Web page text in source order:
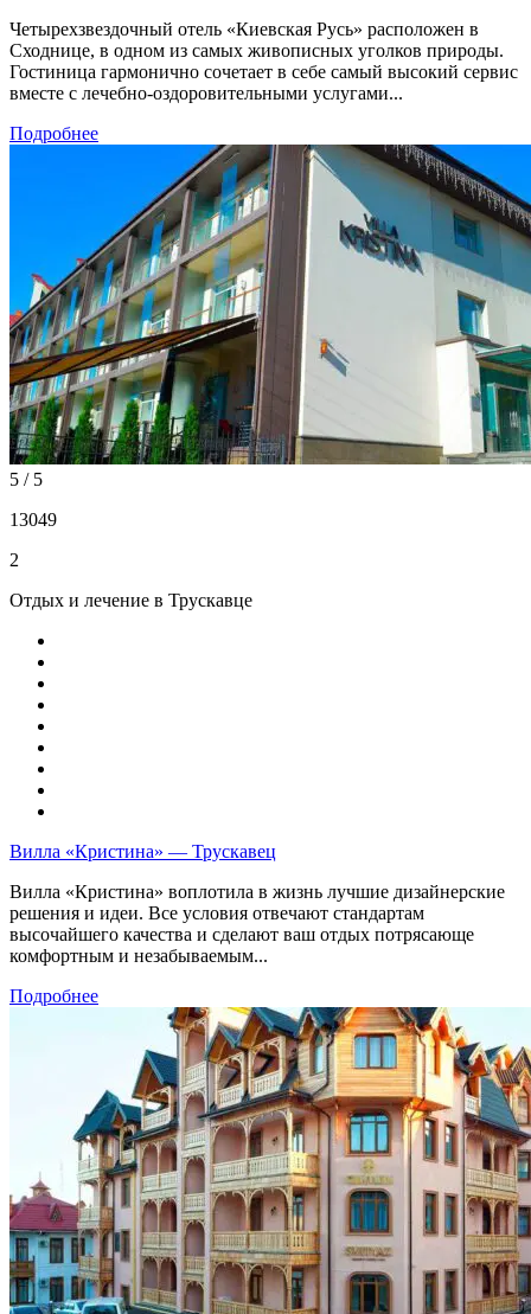
Четырехзвездочный отель «Киевская Русь» расположен в
Сходнице, в одном из самых живописных уголков природы.
Гостиница гармонично сочетает в себе самый высокий сервис
вместе с лечебно-оздоровительными услугами...
Подробнее
5 / 5
13049
2
Отдых и лечение в Трускавце
Вилла «Кристина» — Трускавец
Вилла «Кристина» воплотила в жизнь лучшие дизайнерские
решения и идеи. Все условия отвечают стандартам
высочайшего качества и сделают ваш отдых потрясающе
комфортным и незабываемым...
Подробнее